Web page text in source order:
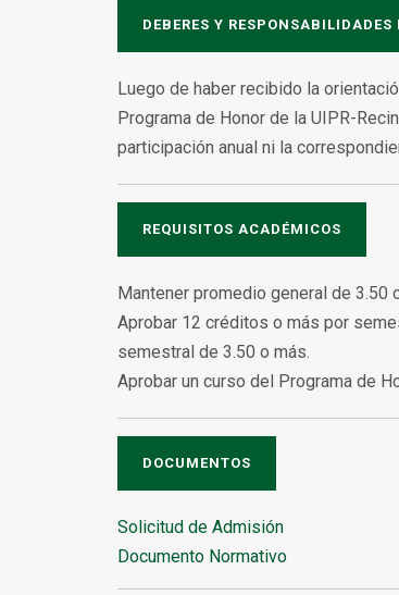
DEBERES Y
Luego de haber recibido la
Programa de Honor de la UIPR-
participación anual ni la
REQUISITOS ACADÉMICOS
Mantener promedio general de 3.50
Aprobar 12 créditos o más por
semestral de 3.50 o más.
Aprobar un curso del Programa de
DOCUMENTOS
Solicitud de Admisión
Documento Normativo